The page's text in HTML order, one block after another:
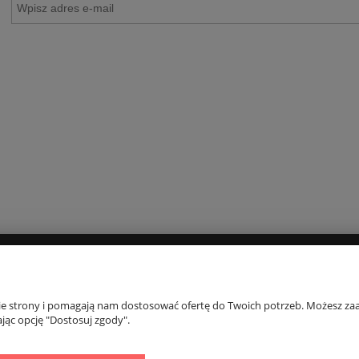
Body Make-up Soft Touch
Biustonosz Triumph Compliment W X
Koszty dostawy
strony i pomagają nam dostosować ofertę do Twoich potrzeb. Możesz
opcję "Dostosuj zgody".